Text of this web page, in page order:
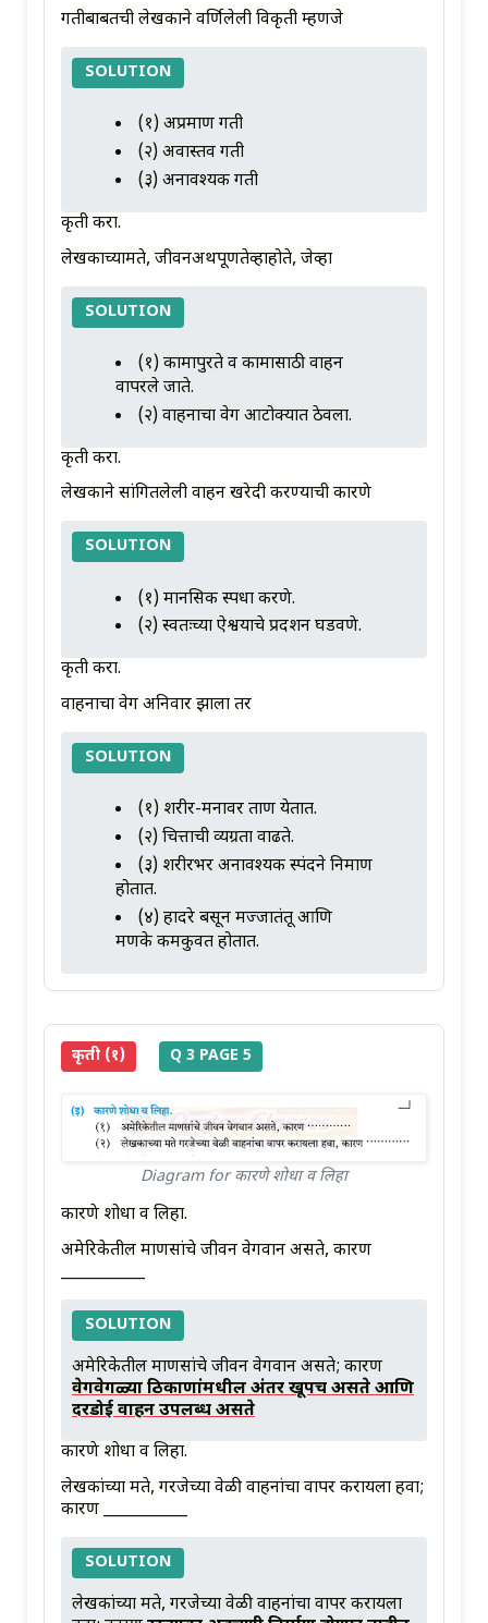
गतीबाबतची लेखकाने वर्णिलेली विकृती म्हणजे
SOLUTION
(१) अप्रमाण गती
(२) अवास्तव गती
(३) अनावश्यक गती
कृती करा.
लेखकाच्यामते, जीवनअर्थपूर्णतेव्हाहोते, जेव्हा
SOLUTION
(१) कामापुरते व कामासाठी वाहन
वापरले जाते.
(२) वाहनाचा वेग आटोक्यात ठेवला.
कृती करा.
लेखकाने सांगितलेली वाहन खरेदी करण्याची कारणे
SOLUTION
(१) मानसिक स्पर्धा करणे.
(२) स्वतःच्या ऐश्वर्याचे प्रदर्शन घडवणे.
कृती करा.
वाहनाचा वेग अनिवार झाला तर
SOLUTION
(१) शरीर-मनावर ताण येतात.
(२) चित्ताची व्यग्रता वाढते.
(३) शरीरभर अनावश्यक स्पंदने निर्माण
होतात.
(४) हादरे बसून मज्जातंतू आणि
मणके कमकुवत होतात.
कृती (१) Q 3 PAGE 5
Diagram for कारणे शोधा व लिहा
कारणे शोधा व लिहा.
अमेरिकेतील माणसांचे जीवन वेगवान असते, कारण
SOLUTION
अमेरिकेतील माणसांचे जीवन वेगवान असते; कारण
वेगवेगळ्या ठिकाणांमधील अंतर खूपच असते आणि
दरडोई वाहन उपलब्ध असते
कारणे शोधा व लिहा.
लेखकांच्या मते, गरजेच्या वेळी वाहनांचा वापर करायला हवा;
कारण ___________
SOLUTION
लेखकांच्या मते, गरजेच्या वेळी वाहनांचा वापर करायला